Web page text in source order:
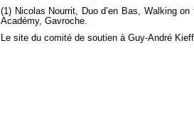
(1) Nicolas Nourrit, Duo d’en Bas, Walking
Académy, Gavroche.
Le site du comité de soutien à Guy-André